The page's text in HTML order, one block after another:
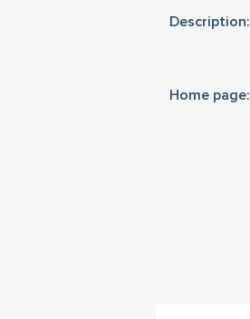
Description:
Home page: